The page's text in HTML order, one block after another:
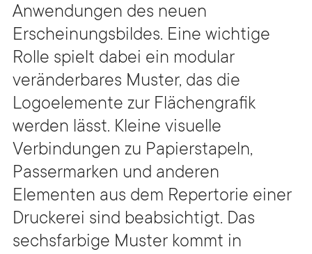
Anwendungen des neuen
Erscheinungsbildes. Eine wichtige
Rolle spielt dabei ein modular
veränderbares Muster, das die
Logoelemente zur Flächengrafik
werden lässt. Kleine visuelle
Verbindungen zu Papierstapeln,
Passermarken und anderen
Elementen aus dem Repertorie einer
Druckerei sind beabsichtigt. Das
sechsfarbige Muster kommt in